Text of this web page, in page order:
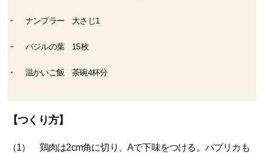
ナンプラー 大さじ1
バジルの葉 15枚
温かいご飯 茶碗4杯分
【つくり方】
（1） 鶏肉は2cm角に切り、Aで下味をつける。パプリカも